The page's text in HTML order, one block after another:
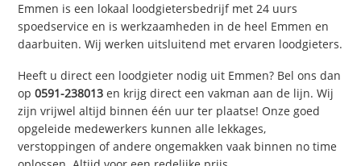
Emmen is een lokaal loodgietersbedrijf met 24 uurs
spoedservice en is werkzaamheden in de heel Emmen en
daarbuiten. Wij werken uitsluitend met ervaren loodgieters.
Heeft u direct een loodgieter nodig uit Emmen? Bel ons dan
op0591-238013 en krijg direct een vakman aan de lijn. Wij
zijn vrijwel altijd binnen één uur ter plaatse! Onze goed
opgeleide medewerkers kunnen alle lekkages,
verstoppingen of andere ongemakken vaak binnen no time